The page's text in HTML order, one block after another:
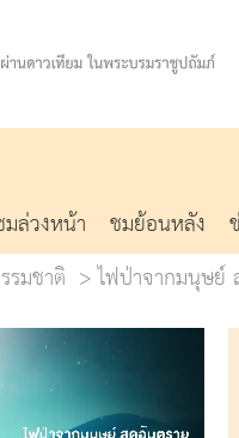
ล่วงหน้า ชมย้อนหลัง
มชาติ ไฟป่าจากมนุษย์